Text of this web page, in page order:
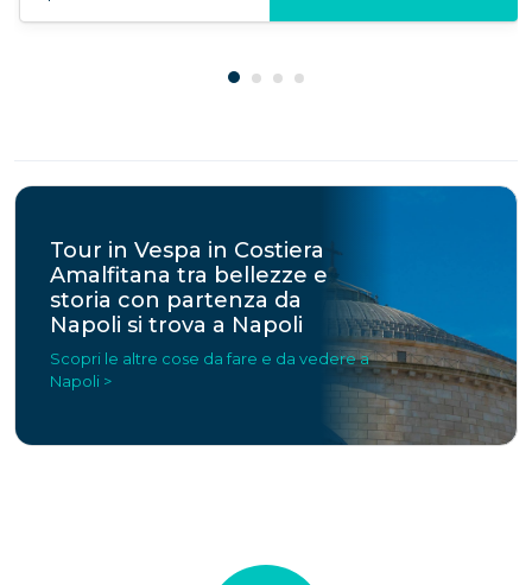
Tour in Vespa in Costiera
Amalfitana tra bellezze e
storia con partenza da
Napoli si trova a Napoli
Scopri le altre cose da fare e da vedere a
Napoli >